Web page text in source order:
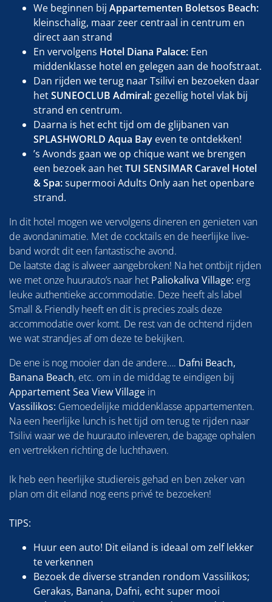
We beginnen bij Appartementen Boletsos Beach:
kleinschalig, maar zeer centraal in centrum en
direct aan strand
En vervolgens Hotel Diana Palace: Een
middenklasse hotel en gelegen aan de hoofstraat.
Dan rijden we terug naar Tsilivi en bezoeken daar
hetSUNEOCLUB Admiral: gezellig hotel vlak bij
strand en centrum.
Daarna is het echt tijd om de glijbanen van
SPLASHWORLD Aqua Bay even te ontdekken!
’s Avonds gaan we op chique want we brengen
een bezoek aan hetTUI SENSIMAR Caravel Hotel
& Spa:supermooi Adults Only aan het openbare
strand.
In dit hotel mogen we vervolgens dineren en genieten van
de avondanimatie. Met de cocktails en de heerlijke live-
band wordt dit een fantastische avond.
De laatste dag is alweer aangebroken! Na het ontbijt rijden
we met onze huurauto’s naar het Paliokaliva Village: erg
leuke authentieke accommodatie. Deze heeft als label
Small & Friendly heeft en dit is precies zoals deze
accommodatie over komt. De rest van de ochtend rijden
we wat strandjes af om deze te bekijken.
De ene is nog mooier dan de andere…. Dafni Beach,
Banana Beach, etc. om in de middag te eindigen bij
Appartement Sea View Village in
Vassilikos: Gemoedelijke middenklasse appartementen.
Na een heerlijke lunch is het tijd om terug te rijden naar
Tsilivi waar we de huurauto inleveren, de bagage ophalen
en vertrekken richting de luchthaven.
Ik heb een heerlijke studiereis gehad en ben zeker van
plan om dit eiland nog eens privé te bezoeken!
TIPS:
Huur een auto! Dit eiland is ideaal om zelf lekker
te verkennen
Bezoek de diverse stranden rondom Vassilikos;
Gerakas, Banana, Dafni, echt super mooi